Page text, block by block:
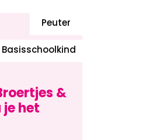
&
je het
Peuter
Basisschoolkind